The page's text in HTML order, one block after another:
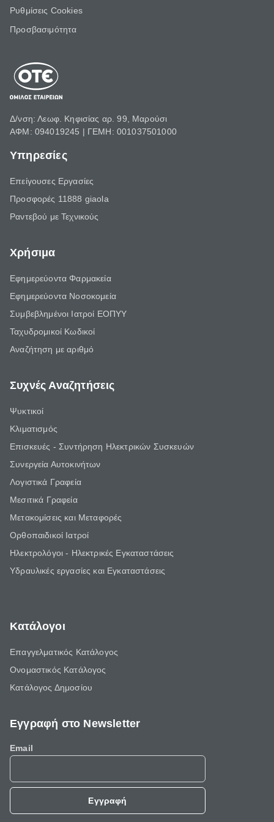
Ρυθμίσεις Cookies
Προσβασιμότητα
Δ/νση: Λεωφ. Κηφισίας αρ. 99, Μαρούσι
ΑΦΜ: 094019245 | ΓΕΜΗ: 001037501000
Υπηρεσίες
Επείγουσες Εργασίες
Προσφορές 11888 giaola
Ραντεβού με Τεχνικούς
Χρήσιμα
Εφημερεύοντα Φαρμακεία
Εφημερεύοντα Νοσοκομεία
Συμβεβλημένοι Ιατροί ΕΟΠΥΥ
Ταχυδρομικοί Κωδικοί
Αναζήτηση με αριθμό
Συχνές Αναζητήσεις
Ψυκτικοί
Κλιματισμός
Επισκευές - Συντήρηση Ηλεκτρικών Συσκευών
Συνεργεία Αυτοκινήτων
Λογιστικά Γραφεία
Μεσιτικά Γραφεία
Μετακομίσεις και Μεταφορές
Ορθοπαιδικοί Ιατροί
Ηλεκτρολόγοι - Ηλεκτρικές Εγκαταστάσεις
Υδραυλικές εργασίες και Εγκαταστάσεις
Κατάλογοι
Επαγγελματικός Κατάλογος
Ονομαστικός Κατάλογος
Κατάλογος Δημοσίου
Εγγραφή στο Newsletter
Email
Εγγραφή